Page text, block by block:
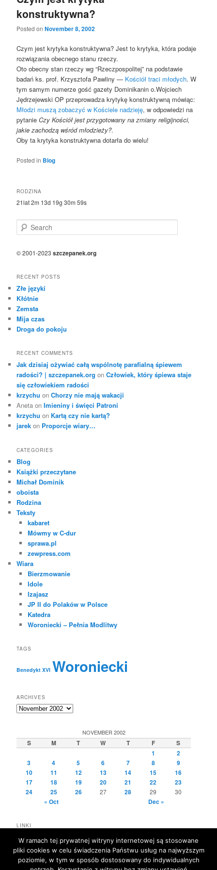
konstruktywna?
Posted onNovember 8, 2002
Czym jest krytyka konstruktywna? Jest to krytyka, która podaje
rozwiązania obecnego stanu rzeczy.
Oto obecny stan rzeczy wg “Rzeczpospolitej” na podstawie
badań ks. prof. Krzysztofa Pawliny — Kościół traci młodych. W
tym samym numerze gość gazety Dominikanin o.Wojciech
Jędrzejewski OP przeprowadza krytykę konstruktywną mówiąc:
Młodzi muszą zobaczyć w Kościele nadzieję, w odpowiedzi na
pytanieCzy Kościół jest przygotowany na zmiany religijności,
jakie zachodzą wśród młodzieży?.
Oby ta krytyka konstruktywna dotarła do wielu!
Posted in Blog
RODZINA
21lat 2m 13d 19g 30m 59s
e
r© 2001-2023szczepanek.org
RECENT POSTS
Złe języki
Kłótnie
Zemsta
Mija czas
Droga do pokoju
RECENT COMMENTS
Jak dzisiaj ożywiać całą wspólnotę parafialną śpiewem
radości? | szczepanek.org onCzłowiek, który śpiewa staje
się człowiekiem radości
krzychu onChorzy nie mają wakacji
Aneta onImieniny i święci Patroni
krzychu on Kartą czy nie kartą?
jarek on Proporcje wiary…
CATEGORIES
Blog
Książki przeczytane
Michał Dominik
oboista
Rodzina
Teksty
kabaret
Mówmy w C-dur
sprawa.pl
zewpress.com
Wiara
Bierzmowanie
Idole
Izajasz
JP II do Polaków w Polsce
Katedra
Woroniecki – Pełnia Modlitwy
TAGS
Benedykt XVI Woroniecki
ARCHIVES
Archives
NOVEMBER 2002
S M T W T F
S
1
2
3
4 5 6 7 8
9
10
11 12 13 14 15
16
17
18 19 20 21 22
23
24
25 26 27 28 29 30
« Oct Dec »
LINKI
eKAI
L'Osservatore Romano
Zenit
W ramach tej prywatnej witryny internetowej są stosowane
pliki cookies w celu świadczenia Państwu usług na najwyższym
poziomie, w tym w sposób dostosowany do indywidualnych